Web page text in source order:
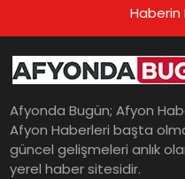
Haberin
Afyonda Bugün; Afyon
Afyon Haberleri başta
güncel gelişmeleri anlık
yerel haber sitesidir.